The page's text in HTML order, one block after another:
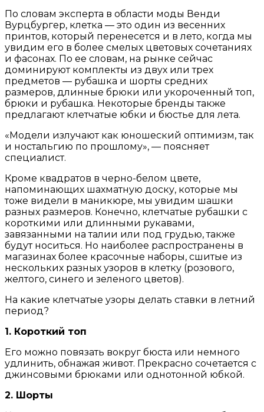
По словам эксперта в области моды Венди
Вурцбургер, клетка — это один из весенних
принтов, который перенесется и в лето, когда мы
увидим его в более смелых цветовых сочетаниях
и фасонах. По ее словам, на рынке сейчас
доминируют комплекты из двух или трех
предметов — рубашка и шорты средних
размеров, длинные брюки или укороченный топ,
брюки и рубашка. Некоторые бренды также
предлагают клетчатые юбки и бюстье для лета.
«Модели излучают как юношеский оптимизм, так
и ностальгию по прошлому», — поясняет
специалист.
Кроме квадратов в черно-белом цвете,
напоминающих шахматную доску, которые мы
тоже видели в маникюре, мы увидим шашки
разных размеров. Конечно, клетчатые рубашки с
короткими или длинными рукавами,
завязанными на талии или под грудью, также
будут носиться. Но наиболее распространены в
магазинах более красочные наборы, сшитые из
нескольких разных узоров в клетку (розового,
желтого, синего и зеленого цветов).
На какие клетчатые узоры делать ставки в летний
период?
1. Короткий топ
Его можно повязать вокруг бюста или немного
удлинить, обнажая живот. Прекрасно сочетается с
джинсовыми брюками или однотонной юбкой.
2. Шорты